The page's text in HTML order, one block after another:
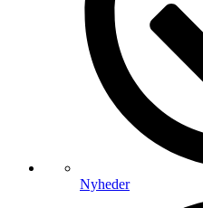
Nyheder